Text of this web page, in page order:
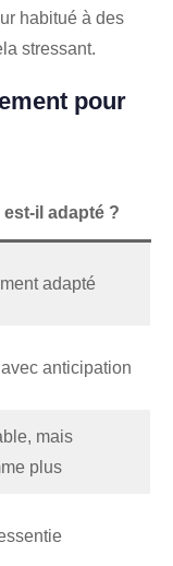
habitué à des
stressant.
pour
est-il adapté ?
adapté
anticipation
mais
plus